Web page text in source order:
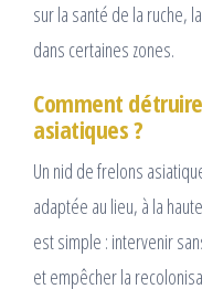
sur la santé de la ruche,
dans certaines zones.
Comment
asiatiques ?
Un nid de frelons
adaptée au lieu, à la
est simple : intervenir
et empêcher la